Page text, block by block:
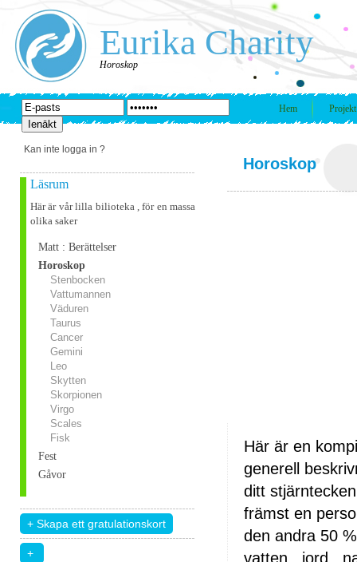
Eurika Charity
Horoskop
Hem Projekt
Kan inte logga in ?
Läsrum
Här är vår lilla bilioteka , för en massa
olika saker
Matt : Berättelser
Horoskop
Stenbocken
Vattumannen
Väduren
Taurus
Cancer
Gemini
Leo
Skytten
Skorpionen
Virgo
Scales
Fisk
Fest
Gåvor
Horoskop
Här är en
generell
ditt
främst en
den andra 50
vatten , jord ,